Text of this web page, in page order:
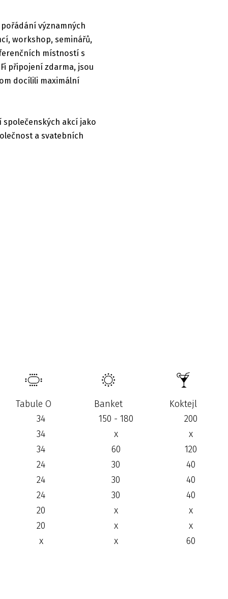
významných
workshop, seminářů,
místností s
připojení zdarma, jsou
docílili maximální
akcí jako
a svatebních
Tabule O Banket Koktejl
34 150 - 180 200
34 x x
34 60 120
24 30 40
24 30 40
24 30 40
20 x x
20 x x
x x 60